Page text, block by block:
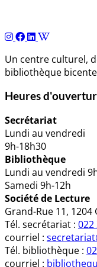
Un centre culturel,
bibliothèque
Heures
Secrétariat
Lundi au vendredi
9h-18h30
Bibliothèque
Lundi au vendredi
Samedi 9h-12h
Société de Lecture
Grand-Rue 11, 1204
Tél. secrétariat : 022
courriel :
Tél. bibliothèque :
courriel :